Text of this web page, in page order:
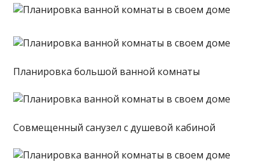
Планировка большой ванной комнаты
Совмещенный санузел с душевой кабиной